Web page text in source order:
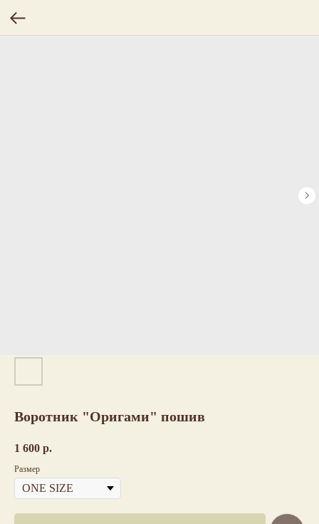
Воротник "Оригами" пошив
1 600 р.
Размер